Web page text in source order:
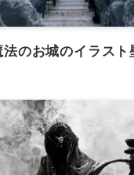
のお城のイラスト